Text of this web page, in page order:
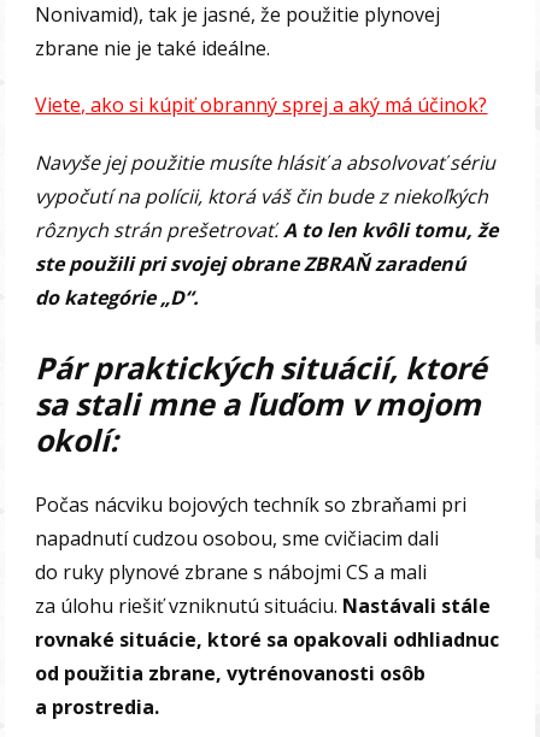
Nonivamid), tak je jasné, že použitie plynovej
zbrane nie je také ideálne.
Viete, ako si kúpiť obranný sprej a aký má účinok?
Navyše jej použitie musíte hlásiť a absolvovať sériu
vypočutí na polícii, ktorá váš čin bude z niekoľkých
rôznych strán prešetrovať.A to len kvôli tomu, že
ste použili pri svojej obrane ZBRAŇ zaradenú
do kategórie „D“.
Pár praktických situácií, ktoré
sa stali mne a ľuďom v mojom
okolí:
Počas nácviku bojových techník so zbraňami pri
napadnutí cudzou osobou, sme cvičiacim dali
do ruky plynové zbrane s nábojmi CS a mali
za úlohu riešiť vzniknutú situáciu. Nastávali stále
rovnaké situácie, ktoré sa opakovali odhliadnuc
od použitia zbrane, vytrénovanosti osôb
a prostredia.